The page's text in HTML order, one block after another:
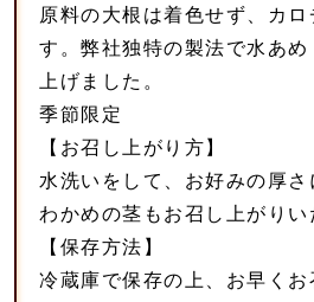
原料の大根は着色せず、カ
す。弊社独特の製法で水あ
上げました。
季節限定
【お召し上がり方】
水洗いをして、お好みの厚
わかめの茎もお召し上がりい
【保存方法】
冷蔵庫で保存の上、お早くお